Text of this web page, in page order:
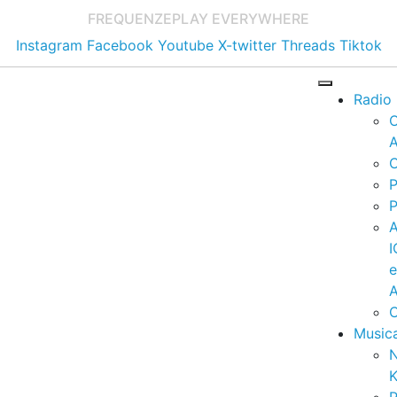
FREQUENZEPLAY EVERYWHERE
Instagram Facebook Youtube X-twitter Threads Tiktok
Radio
e